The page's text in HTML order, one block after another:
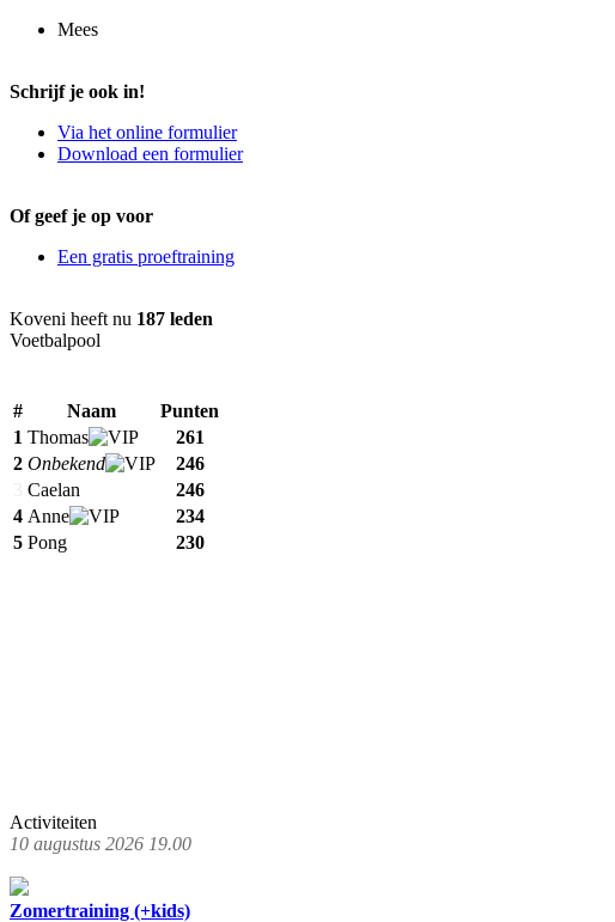
Mees
Schrijf je ook in!
Via het online formulier
Download een formulier
Of geef je op voor
Een gratis proeftraining
Koveni heeft nu 187 leden
Voetbalpool
# Naam
Punten
1 Thomas
261
2 Onbekend
246
Caelan
246
4 Anne
234
5 Pong 230
Activiteiten
10 augustus 2026 19.00
Zomertraining (+kids)